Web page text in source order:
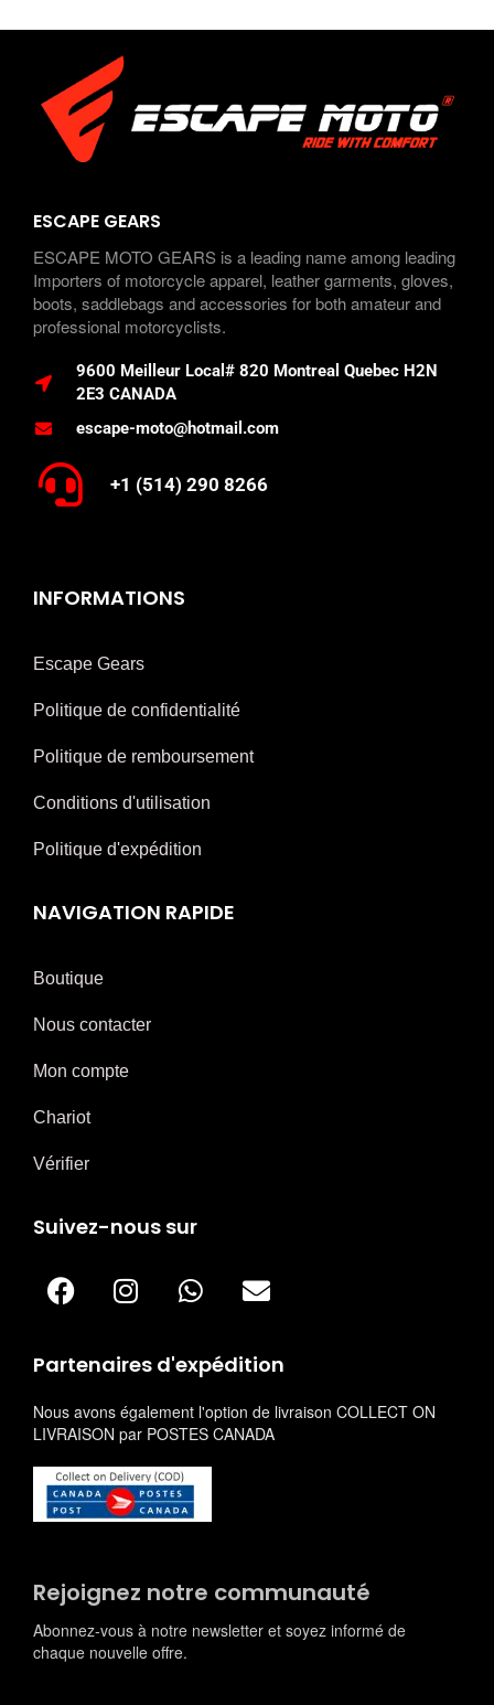
ESCAPE GEARS
ESCAPE MOTO GEARS is a leading name among leading
Importers of motorcycle apparel, leather garments, gloves,
boots, saddlebags and accessories for both amateur and
professional motorcyclists.
9600 Meilleur Local# 820 Montreal Quebec H2N
2E3 CANADA
escape-moto@hotmail.com
+1 (514) 290 8266
INFORMATIONS
Escape Gears
Politique de confidentialité
Politique de remboursement
Conditions d'utilisation
Politique d'expédition
NAVIGATION RAPIDE
Boutique
Nous contacter
Mon compte
Chariot
Vérifier
Suivez-nous sur
Partenaires d'expédition
Nous avons également l'option de livraison COLLECT ON
LIVRAISON par POSTES CANADA
Rejoignez notre communauté
Abonnez-vous à notre newsletter et soyez informé de
chaque nouvelle offre.